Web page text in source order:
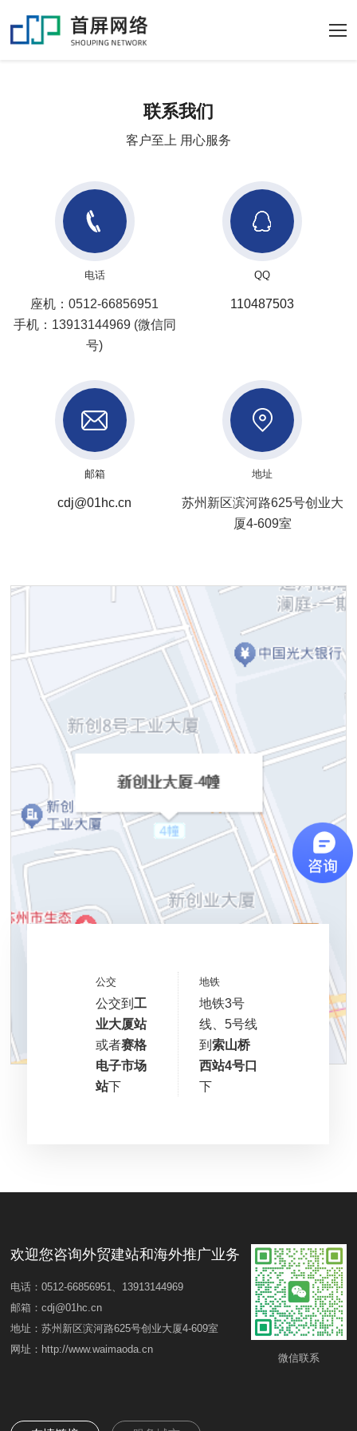
联系我们
客户至上 用心服务
电话
座机：0512-66856951
手机：13913144969 (微信同
号)
QQ
110487503
邮箱
cdj@01hc.cn
地址
苏州新区滨河路625号创业大
厦4-609室
公交
公交到工
业大厦站
或者赛格
电子市场
站下
地铁
地铁3号
线、5号线
到索山桥
西站4号口
下
欢迎您咨询外贸建站和海外推广业务
电话：0512-66856951、13913144969
邮箱：cdj@01hc.cn
地址：苏州新区滨河路625号创业大厦4-609室
网址：http://www.waimaoda.cn
微信联系